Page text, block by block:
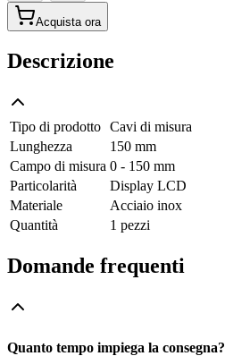
Acquista ora
Descrizione
Tipo di prodotto Cavi di misura
Lunghezza
150 mm
Campo di misura 0 - 150 mm
Particolarità
Display LCD
Materiale
Acciaio inox
Quantità
1 pezzi
Domande frequenti
Quanto tempo impiega la consegna?